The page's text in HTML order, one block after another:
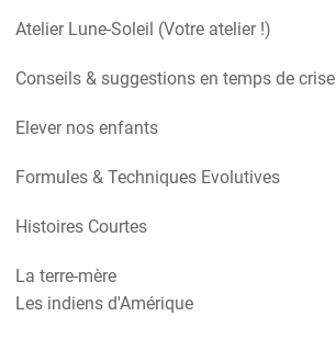
Atelier Lune-Soleil (Votre atelier !)
Conseils & suggestions en temps de crise
Elever nos enfants
Formules & Techniques Evolutives
Histoires Courtes
La terre-mère
Les indiens d'Amérique